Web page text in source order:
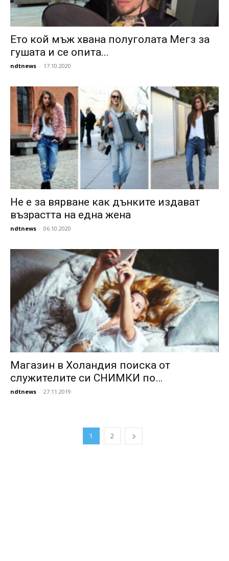
Ето кой мъж хвана полуголата Мегз за
гушата и се опита...
ndtnews - 17.10.2020
Не е за вярване как дънките издават
възрастта на една жена
ndtnews - 06.10.2020
Магазин в Холандия поиска от
служителите си СНИМКИ по…
ndtnews - 27.11.2019
1 2